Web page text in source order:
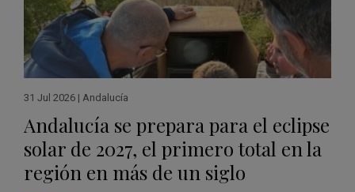
31 Jul 2026 | Andalucía
Andalucía se prepara para el eclipse
solar de 2027, el primero total en la
región en más de un siglo